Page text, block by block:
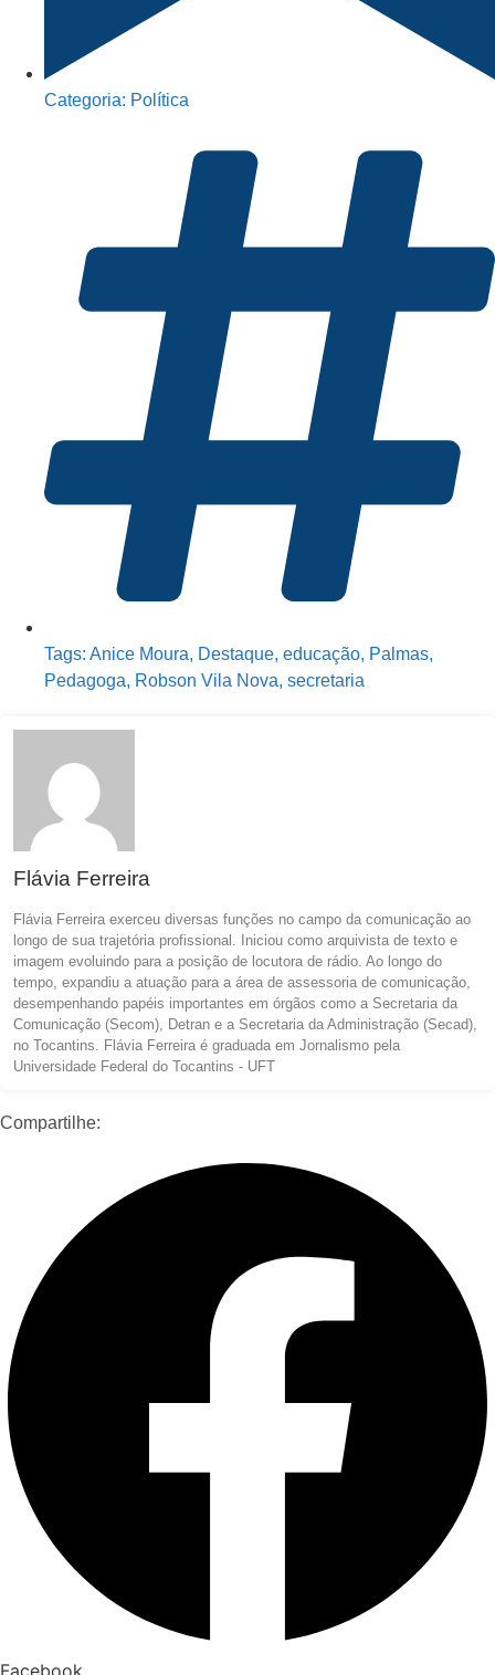
Categoria: Política
Tags: Anice Moura, Destaque, educação, Palmas,
Pedagoga, Robson Vila Nova, secretaria
Flávia Ferreira
Flávia Ferreira exerceu diversas funções no campo da comunicação ao
longo de sua trajetória profissional. Iniciou como arquivista de texto e
imagem evoluindo para a posição de locutora de rádio. Ao longo do
tempo, expandiu a atuação para a área de assessoria de comunicação,
desempenhando papéis importantes em órgãos como a Secretaria da
Comunicação (Secom), Detran e a Secretaria da Administração (Secad),
no Tocantins. Flávia Ferreira é graduada em Jornalismo pela
Universidade Federal do Tocantins - UFT
Compartilhe: